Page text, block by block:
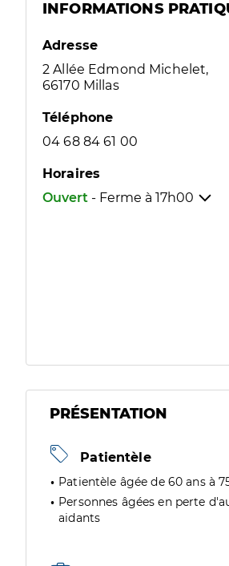
INFORMATIONS
Adresse
2 Allée Edmond Michelet,
66170 Millas
Téléphone
04 68 84 61 00
Horaires
Ouvert - Ferme à 17h00
PRÉSENTATION
Patientèle
Patientèle âgée de 60 ans à
Personnes âgées en perte
aidants